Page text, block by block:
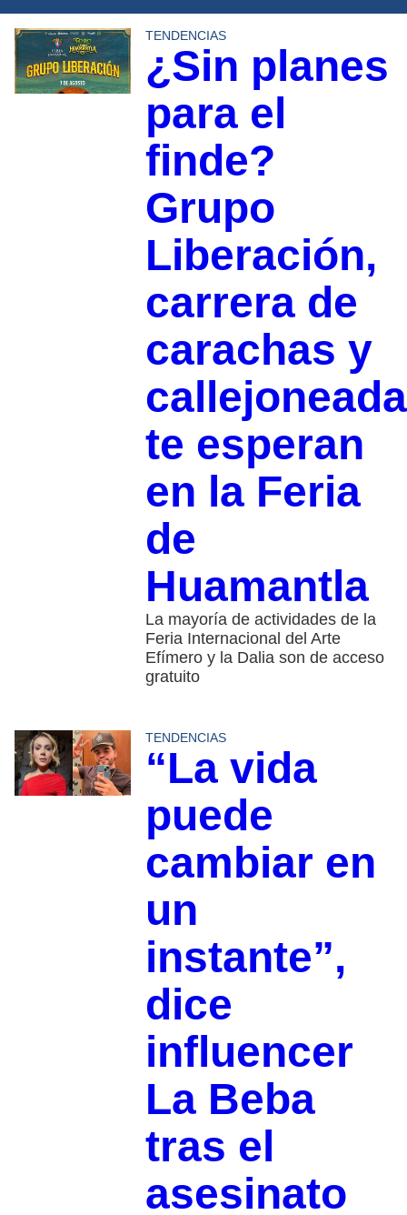
TENDENCIAS
¿Sin planes
para el
finde?
Grupo
Liberación,
carrera de
carachas y
callejoneada
te esperan
en la Feria
de
Huamantla
La mayoría de actividades de la
Feria Internacional del Arte
Efímero y la Dalia son de acceso
gratuito
TENDENCIAS
“La vida
puede
cambiar en
un
instante”,
dice
influencer
La Beba
tras el
asesinato